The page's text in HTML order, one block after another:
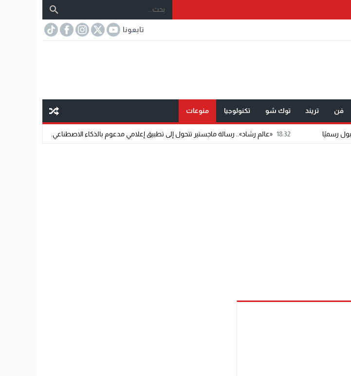
تابعونا
فن تريند توك شو تكنولوجيا منوعات
«عالم رشاد».. رسالة ماجستير تتحول إلى تطبيق إعلامي مدعوم بالذكاء الاصطناعي. 07:32 مختار عتمان.. «صديق المشاهير»..